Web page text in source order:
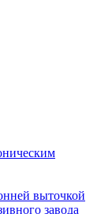
выточкой
завода